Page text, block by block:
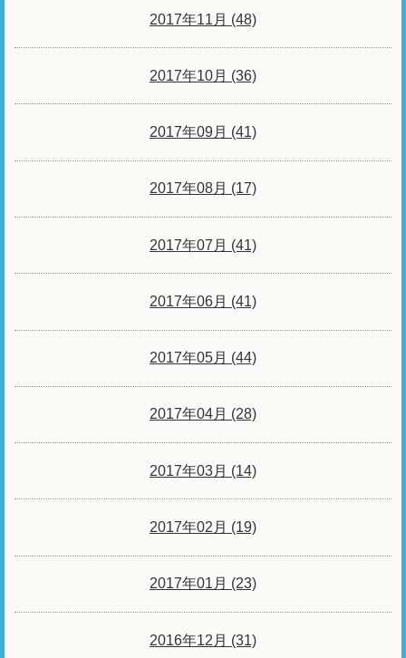
2017年11月 (48)
2017年10月 (36)
2017年09月 (41)
2017年08月 (17)
2017年07月 (41)
2017年06月 (41)
2017年05月 (44)
2017年04月 (28)
2017年03月 (14)
2017年02月 (19)
2017年01月 (23)
2016年12月 (31)